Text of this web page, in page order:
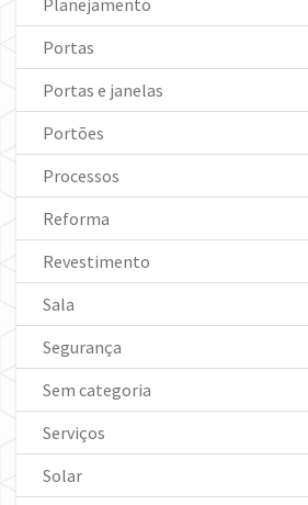
Portas
Portas e janelas
Portões
Processos
Reforma
Revestimento
Sala
Segurança
Sem categoria
Serviços
Solar